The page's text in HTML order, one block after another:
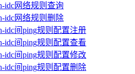
idc网络规则查询
idc网络规则删除
idc间ping规则配置注册
idc间ping规则配置查看
idc间ping规则配置修改
idc间ping规则配置删除